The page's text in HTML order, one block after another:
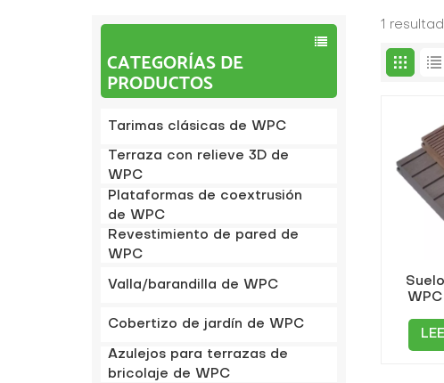
CATEGORÍAS DE
PRODUCTOS
Tarimas clásicas de WPC
Terraza con relieve 3D de
WPC
Plataformas de coextrusión
de WPC
Revestimiento de pared de
WPC
Valla/barandilla de WPC
Cobertizo de jardín de WPC
Azulejos para terrazas de
bricolaje de WPC
1